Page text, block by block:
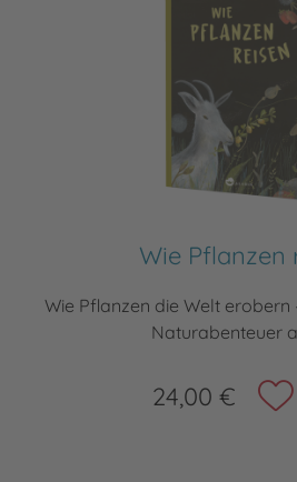
Wie Pflanzen
Wie Pflanzen die Welt erobern
Naturabenteuer
24,00 €